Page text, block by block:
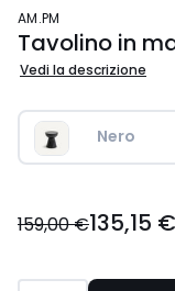
AM.PM
Tavolino in
Vedi la descrizione
Nero
€
159,00 €135,15 €